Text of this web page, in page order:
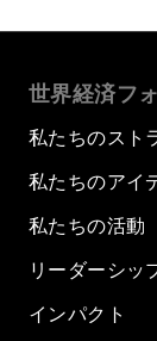
世界経済フ
私たちのスト
私たちのアイ
私たちの活動
リーダーシッ
インパクト